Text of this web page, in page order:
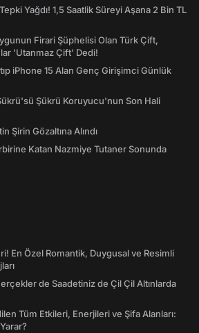
Yağdı! 1,5 Saatlik Süreyi Aşana 2 Bin TL
Firari Şüphelisi Olan Türk Çift,
'Utanmaz Çift' Dedi!
iPhone 15 Alan Genç Girişimci Günlük
Şükrü Koruyucu'nun Son Hali
Şirin Gözaltına Alındı
Katan Nazmiye Tutaner Sonunda
En Özel Romantik, Duygusal ve Resimli
de Saadetiniz de Çil Çil Altınlarda
Tüm Etkileri, Enerjileri ve Şifa Alanları: